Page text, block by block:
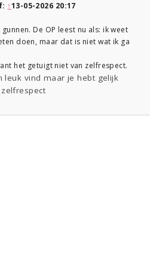
↑13-05-2026 20:17
De OP leest nu als: ik weet
doen, maar dat is niet wat ik ga
het getuigt niet van zelfrespect.
leuk vind maar je hebt gelijk